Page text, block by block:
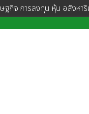
กิจ การลงทุน หุ้น อสังหา